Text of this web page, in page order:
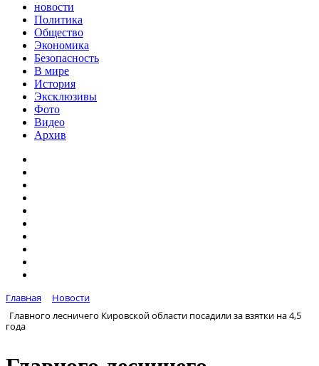
новости
Политика
Общество
Экономика
Безопасность
В мире
История
Эксклюзивы
Фото
Видео
Архив
Главная
Новости
Главного лесничего Кировской области посадили за взятки на 4,5
года